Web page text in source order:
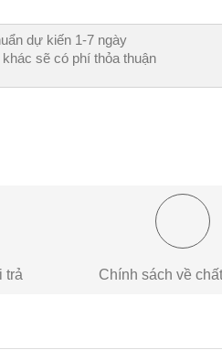
dự kiến 1-7 ngày
sẽ có phí thỏa thuận
trả Chính sách về